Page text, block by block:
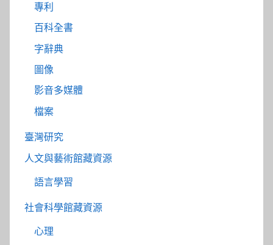
專利
百科全書
字辭典
圖像
影音多媒體
檔案
臺灣研究
人文與藝術館藏資源
語言學習
社會科學館藏資源
心理